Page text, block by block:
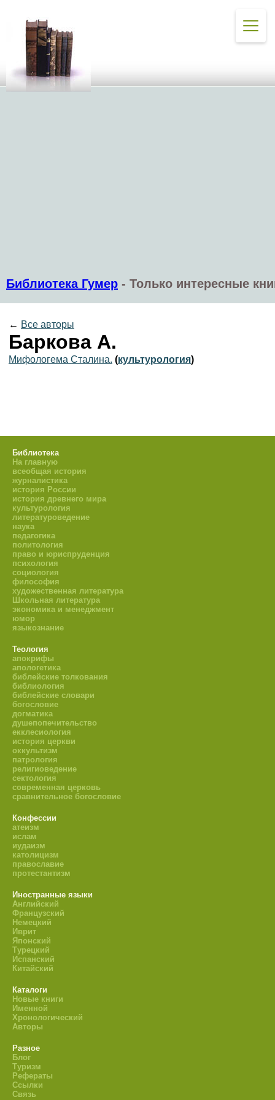
Библиотека Гумер - Только интересные
← Все авторы
Баркова А.
Мифологема Сталина. (культурология)
Библиотека
На главную
всеобщая история
журналистика
история России
история древнего мира
культурология
литературоведение
наука
педагогика
политология
право и юриспруденция
психология
социология
философия
художественная литература
Школьная литература
экономика и менеджмент
юмор
языкознание
Теология
апокрифы
апологетика
библейские толкования
библиология
библейские словари
богословие
догматика
душепопечительство
екклесиология
история церкви
оккультизм
патрология
религиоведение
сектология
современная церковь
сравнительное богословие
Конфессии
атеизм
ислам
иудаизм
католицизм
православие
протестантизм
Иностранные языки
Английский
Французский
Немецкий
Иврит
Японский
Турецкий
Испанский
Китайский
Каталоги
Новые книги
Именной
Хронологический
Авторы
Разное
Блог
Туризм
Рефераты
Ссылки
Связь